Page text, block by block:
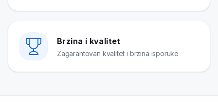
Brzina i kvalitet
Zagarantovan kvalitet i brzina isporuke